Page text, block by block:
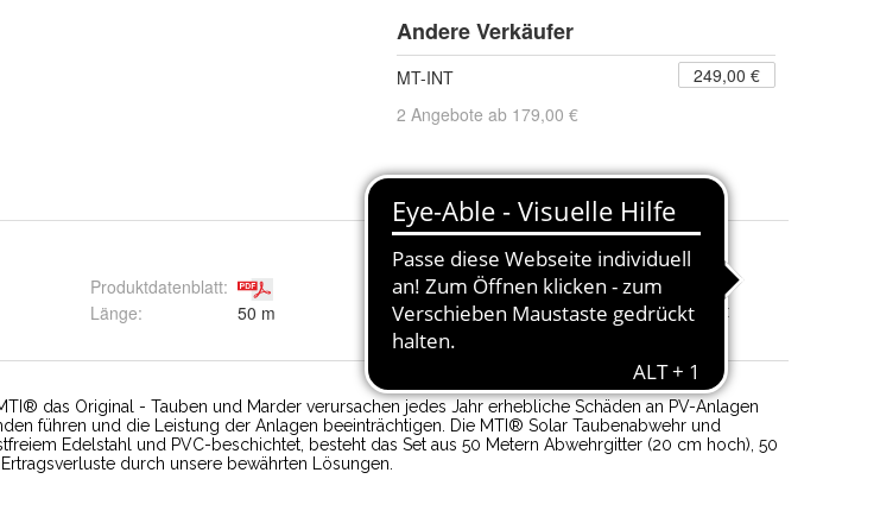
Andere Verkäufer
MT-INT
249,00 €
2 Angebote ab 179,00 €
Produktdatenblatt:
Länge: 50 m
Breite:
20 cm
Material: Edelstahl Kaschiert